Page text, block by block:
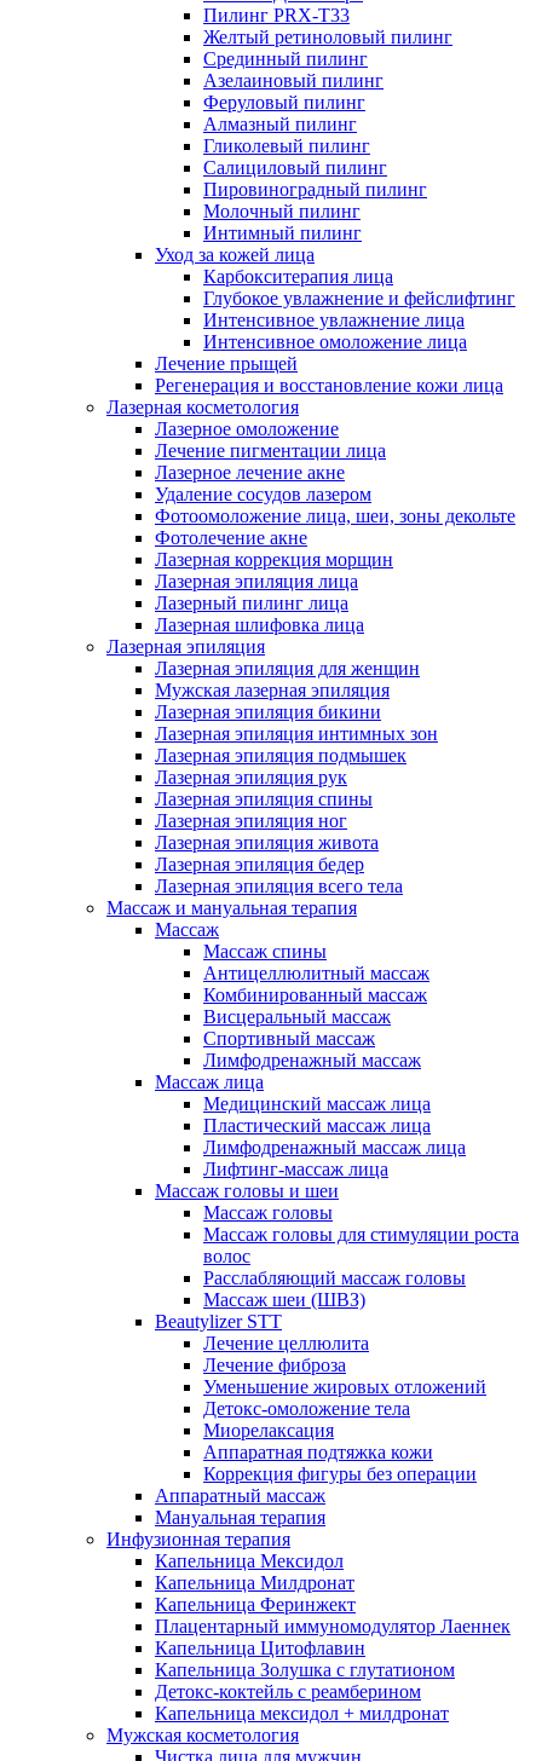
Пилинг PRX-T33
Желтый ретиноловый пилинг
Срединный пилинг
Азелаиновый пилинг
Феруловый пилинг
Алмазный пилинг
Гликолевый пилинг
Салициловый пилинг
Пировиноградный пилинг
Молочный пилинг
Интимный пилинг
Уход за кожей лица
Карбокситерапия лица
Глубокое увлажнение и фейслифтинг
Интенсивное увлажнение лица
Интенсивное омоложение лица
Лечение прыщей
Регенерация и восстановление кожи лица
Лазерная косметология
Лазерное омоложение
Лечение пигментации лица
Лазерное лечение акне
Удаление сосудов лазером
Фотоомоложение лица, шеи, зоны декольте
Фотолечение акне
Лазерная коррекция морщин
Лазерная эпиляция лица
Лазерный пилинг лица
Лазерная шлифовка лица
Лазерная эпиляция
Лазерная эпиляция для женщин
Мужская лазерная эпиляция
Лазерная эпиляция бикини
Лазерная эпиляция интимных зон
Лазерная эпиляция подмышек
Лазерная эпиляция рук
Лазерная эпиляция спины
Лазерная эпиляция ног
Лазерная эпиляция живота
Лазерная эпиляция бедер
Лазерная эпиляция всего тела
Массаж и мануальная терапия
Массаж
Массаж спины
Антицеллюлитный массаж
Комбинированный массаж
Висцеральный массаж
Спортивный массаж
Лимфодренажный массаж
Массаж лица
Медицинский массаж лица
Пластический массаж лица
Лимфодренажный массаж лица
Лифтинг-массаж лица
Массаж головы и шеи
Массаж головы
Массаж головы для стимуляции роста
волос
Расслабляющий массаж головы
Массаж шеи (ШВЗ)
Beautylizer STT
Лечение целлюлита
Лечение фиброза
Уменьшение жировых отложений
Детокс-омоложение тела
Миорелаксация
Аппаратная подтяжка кожи
Коррекция фигуры без операции
Аппаратный массаж
Мануальная терапия
Инфузионная терапия
Капельница Мексидол
Капельница Милдронат
Капельница Феринжект
Плацентарный иммуномодулятор Лаеннек
Капельница Цитофлавин
Капельница Золушка с глутатионом
Детокс-коктейль с реамберином
Капельница мексидол + милдронат
Мужская косметология
Чистка лица для мужчин